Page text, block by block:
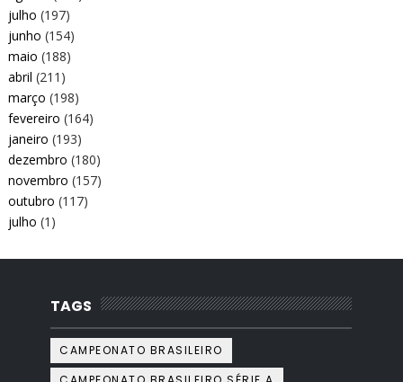
julho (197)
junho (154)
maio (188)
abril (211)
março (198)
fevereiro (164)
janeiro (193)
dezembro (180)
novembro (157)
outubro (117)
julho (1)
TAGS
CAMPEONATO BRASILEIRO